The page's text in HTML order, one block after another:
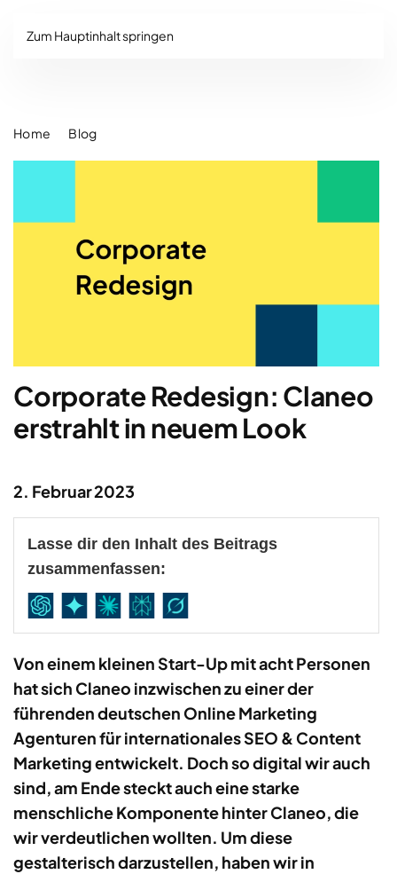
Zum Hauptinhalt springen
Home Blog
Corporate Redesign: Claneo
erstrahlt in neuem Look
2. Februar 2023
Lasse dir den Inhalt des Beitrags
zusammenfassen:
Von einem kleinen Start-Up mit acht Personen
hat sich Claneo inzwischen zu einer der
führenden deutschen Online Marketing
Agenturen für internationales SEO & Content
Marketing entwickelt. Doch so digital wir auch
sind, am Ende steckt auch eine starke
menschliche Komponente hinter Claneo, die
wir verdeutlichen wollten. Um diese
gestalterisch darzustellen, haben wir in